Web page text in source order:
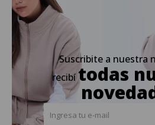
Suscribite a nuestra
recibí todas